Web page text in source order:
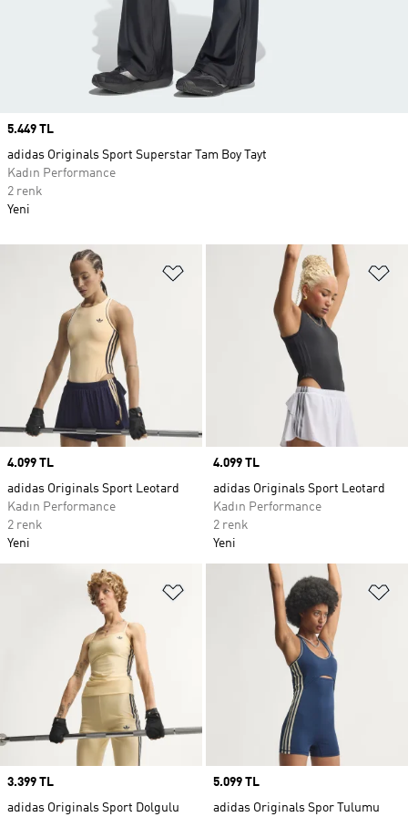
Favori Listesine Ekle
Price
4.099 TL
adidas Originals Sport Leotard
Kadın Performance
2 renk
Yeni
Price
4.099 TL
adidas Originals Sport Leotard
Kadın Performance
2 renk
Yeni
Favori Listesine Ekle
Price
3.399 TL
adidas Originals Sport Dolgulu
Price
5.099 TL
adidas Originals Spor Tulumu
Price
5.449 TL
adidas Originals Sport Superstar Tam Boy Tayt
Kadın Performance
2 renk
Yeni